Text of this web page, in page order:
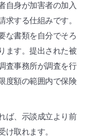
自身が加害者の加入
求する仕組みです。
な書類を自分でそろ
ます。提出された被
査事務所が調査を行
度額の範囲内で保険
ば、示談成立より前
け取れます。